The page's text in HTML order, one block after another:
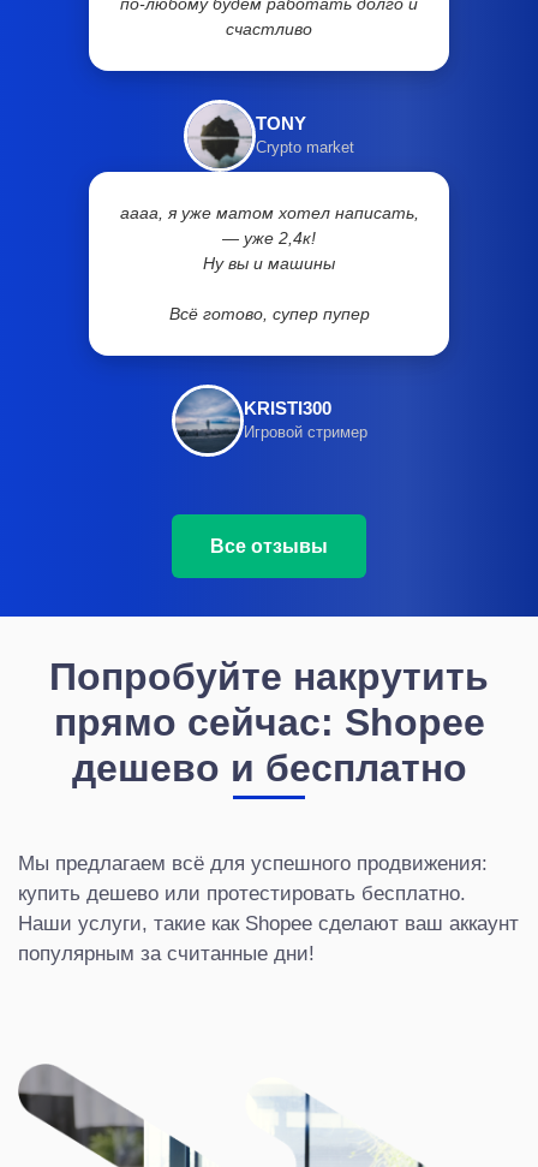
по-любому будем работать долго и
счастливо
TONY
Crypto market
аааа, я уже матом хотел написать,
— уже 2,4к!
Ну вы и машины
Всё готово, супер пупер
KRISTI300
Игровой стример
Все отзывы
Попробуйте накрутить
прямо сейчас: Shopee
дешево и бесплатно
Мы предлагаем всё для успешного продвижения:
купить дешево или протестировать бесплатно.
Наши услуги, такие как Shopee сделают ваш аккаунт
популярным за считанные дни!